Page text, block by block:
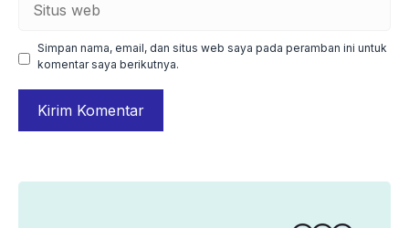
web
Simpan nama, email, dan situs web saya pada peramban ini untuk
komentar saya berikutnya.